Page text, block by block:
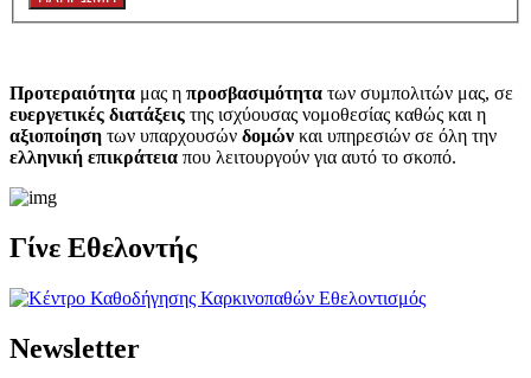
Προτεραιότητα μας η προσβασιμότητα των συμπολιτών μας, σε
ευεργετικές διατάξεις της ισχύουσας νομοθεσίας καθώς και η
αξιοποίηση των υπαρχουσών δομών και υπηρεσιών σε όλη την
ελληνική επικράτεια που λειτουργούν για αυτό το σκοπό.​
Γίνε Εθελοντής
Newsletter